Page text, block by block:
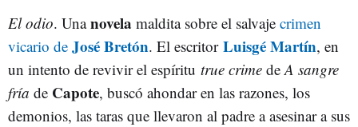
El odio. Unanovela maldita sobre el salvaje crimen
vicario de José Bretón. El escritor Luisgé Martín, en
un intento de revivir el espíritu true crime de A sangre
fría de Capote, buscó ahondar en las razones, los
demonios, las taras que llevaron al padre a asesinar a sus